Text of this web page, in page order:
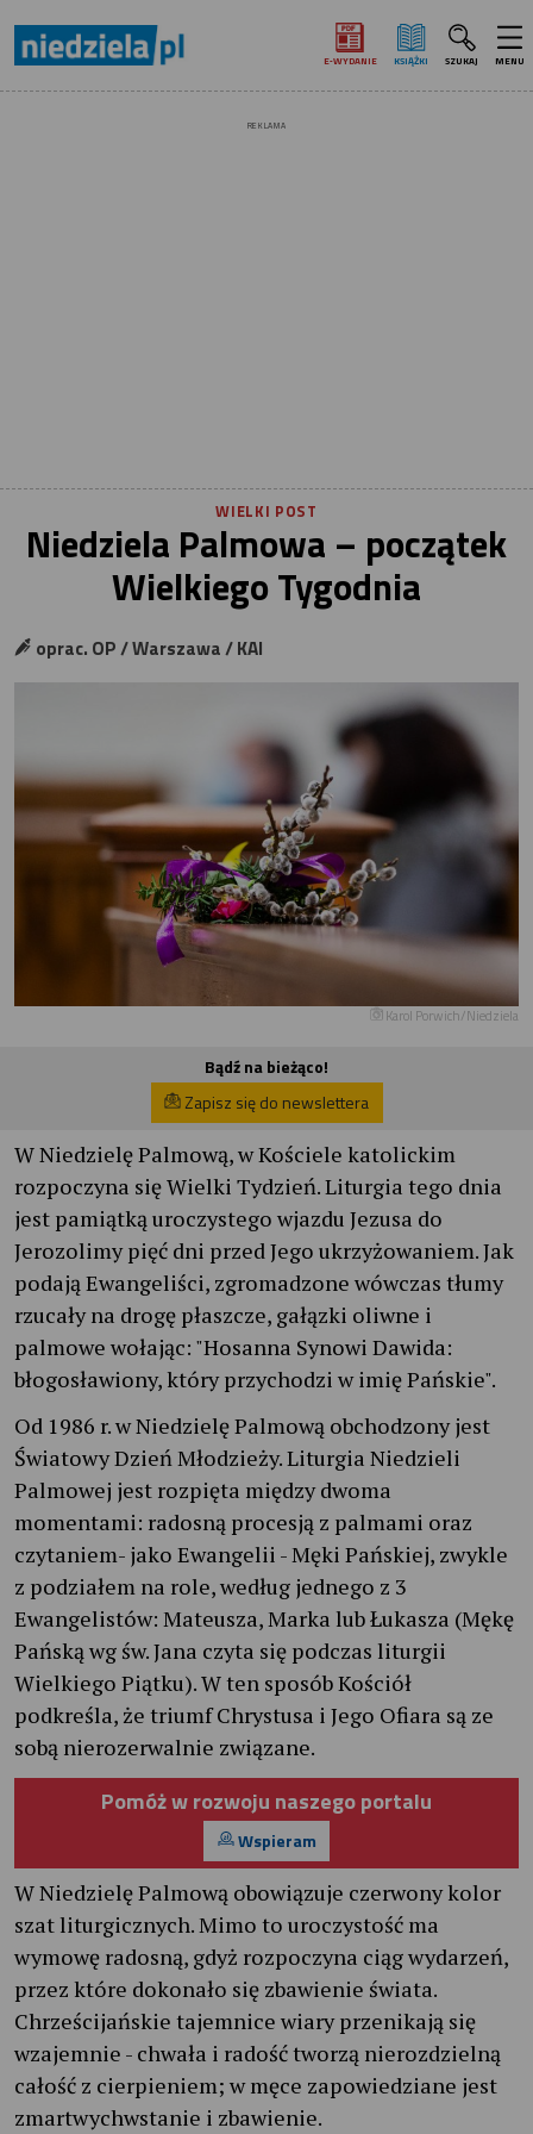
E‑WYDANIE KSIĄŻKI SZUKAJ MENU
REKLAMA
WIELKI POST
Niedziela Palmowa – początek
Wielkiego Tygodnia
oprac. OP / Warszawa / KAI
Karol Porwich/Niedziela
Bądź na bieżąco!
Zapisz się do newslettera
W Niedzielę Palmową, w Kościele katolickim
rozpoczyna się Wielki Tydzień. Liturgia tego dnia
jest pamiątką uroczystego wjazdu Jezusa do
Jerozolimy pięć dni przed Jego ukrzyżowaniem. Jak
podają Ewangeliści, zgromadzone wówczas tłumy
rzucały na drogę płaszcze, gałązki oliwne i
palmowe wołając: "Hosanna Synowi Dawida:
błogosławiony, który przychodzi w imię Pańskie".
Od 1986 r. w Niedzielę Palmową obchodzony jest
Światowy Dzień Młodzieży. Liturgia Niedzieli
Palmowej jest rozpięta między dwoma
momentami: radosną procesją z palmami oraz
czytaniem- jako Ewangelii - Męki Pańskiej, zwykle
z podziałem na role, według jednego z 3
Ewangelistów: Mateusza, Marka lub Łukasza (Mękę
Pańską wg św. Jana czyta się podczas liturgii
Wielkiego Piątku). W ten sposób Kościół
podkreśla, że triumf Chrystusa i Jego Ofiara są ze
sobą nierozerwalnie związane.
Pomóż w rozwoju naszego portalu
Wspieram
W Niedzielę Palmową obowiązuje czerwony kolor
szat liturgicznych. Mimo to uroczystość ma
wymowę radosną, gdyż rozpoczyna ciąg wydarzeń,
przez które dokonało się zbawienie świata.
Chrześcijańskie tajemnice wiary przenikają się
wzajemnie - chwała i radość tworzą nierozdzielną
całość z cierpieniem; w męce zapowiedziane jest
zmartwychwstanie i zbawienie.